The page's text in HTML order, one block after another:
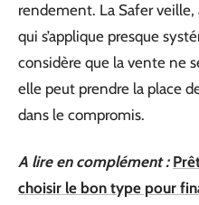
rendement. La Safer
qui s’applique presque
considère que la vente ne
elle peut prendre la place
dans le compromis.
A lire en complément :
choisir le bon type pour